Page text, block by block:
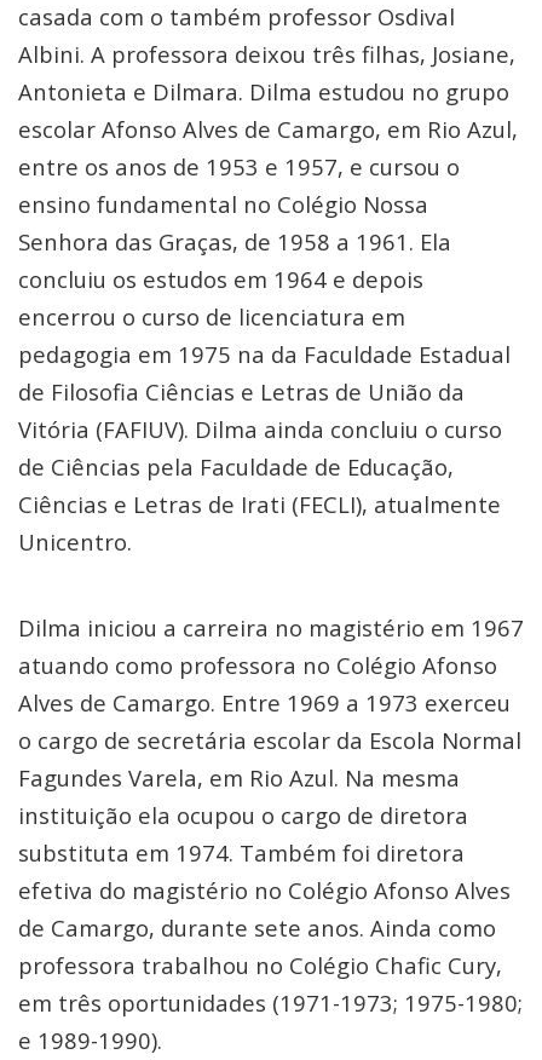
casada com o também professor Osdival
Albini. A professora deixou três filhas, Josiane,
Antonieta e Dilmara. Dilma estudou no grupo
escolar Afonso Alves de Camargo, em Rio Azul,
entre os anos de 1953 e 1957, e cursou o
ensino fundamental no Colégio Nossa
Senhora das Graças, de 1958 a 1961. Ela
concluiu os estudos em 1964 e depois
encerrou o curso de licenciatura em
pedagogia em 1975 na da Faculdade Estadual
de Filosofia Ciências e Letras de União da
Vitória (FAFIUV). Dilma ainda concluiu o curso
de Ciências pela Faculdade de Educação,
Ciências e Letras de Irati (FECLI), atualmente
Unicentro.
Dilma iniciou a carreira no magistério em 1967
atuando como professora no Colégio Afonso
Alves de Camargo. Entre 1969 a 1973 exerceu
o cargo de secretária escolar da Escola Normal
Fagundes Varela, em Rio Azul. Na mesma
instituição ela ocupou o cargo de diretora
substituta em 1974. Também foi diretora
efetiva do magistério no Colégio Afonso Alves
de Camargo, durante sete anos. Ainda como
professora trabalhou no Colégio Chafic Cury,
em três oportunidades (1971-1973; 1975-1980;
e 1989-1990).